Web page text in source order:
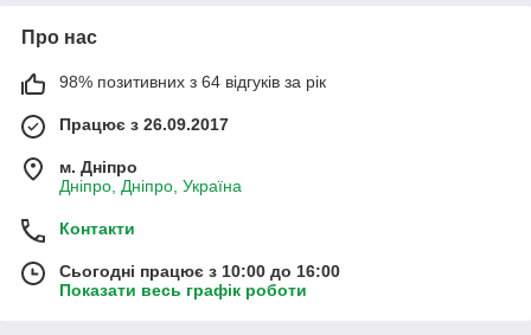
Про нас
98% позитивних з 64 відгуків за рік
Працює з 26.09.2017
м. Дніпро
Дніпро, Дніпро, Україна
Контакти
Сьогодні працює з 10:00 до 16:00
Показати весь графік роботи